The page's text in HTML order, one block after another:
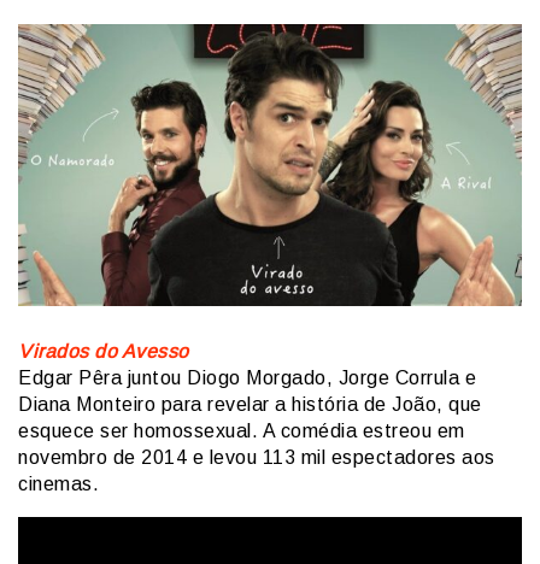
Virados do Avesso
Edgar Pêra juntou Diogo Morgado, Jorge Corrula e
Diana Monteiro para revelar a história de João, que
esquece ser homossexual. A comédia estreou em
novembro de 2014 e levou 113 mil espectadores aos
cinemas.